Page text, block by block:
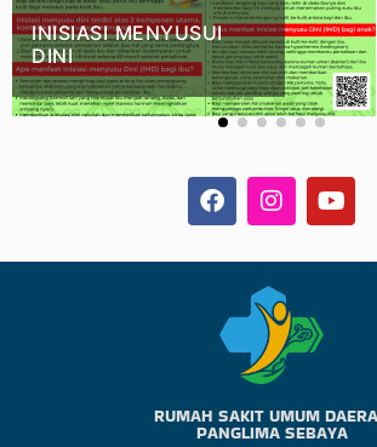
INISIASI MENYUSUI
DINI
RUMAH SAKIT UMUM
PANGLIMA SEBAYA